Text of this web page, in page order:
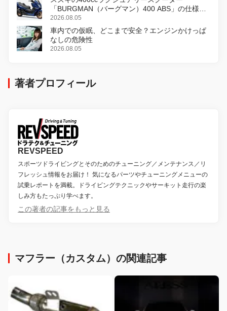
「BURGMAN（バーグマン）400 ABS」の仕様を
変更し、8月18日に発売
2026.08.05
車内での仮眠、どこまで安全？エンジンかけっぱ
なしの危険性
2026.08.05
著者プロフィール
REVSPEED
スポーツドライビングとそのためのチューニング／メンテナンス／リ
フレッシュ情報をお届け！ 気になるパーツやチューニングメニューの
試乗レポートを満載。ドライビングテクニックやサーキット走行の楽
しみ方もたっぷり学べます。
この著者の記事をもっと見る
マフラー（カスタム）の関連記事